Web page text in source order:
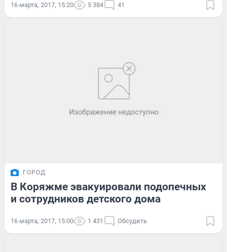
16 марта, 2017, 15:20 5 384 41
ГОРОД
В Коряжме эвакуировали подопечных
и сотрудников детского дома
16 марта, 2017, 15:00 1 431 Обсудить